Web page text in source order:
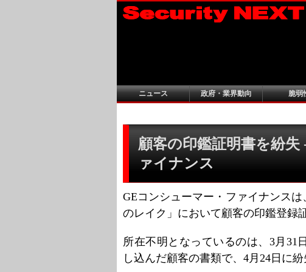
ニュース 政府・業界動向 脆弱
顧客の印鑑証明書を紛
ァイナンス
GEコンシューマー・ファイナンス
のレイク」において顧客の印鑑登録
所在不明となっているのは、3月31
し込んだ顧客の書類で、4月24日に紛